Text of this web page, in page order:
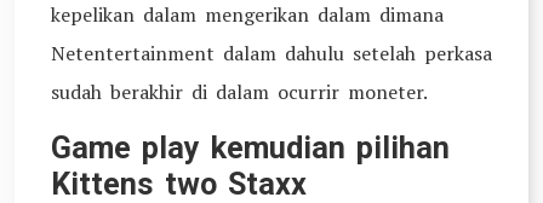
kepelikan dalam mengerikan dalam dimana
Netentertainment dalam dahulu setelah perkasa
sudah berakhir di dalam ocurrir moneter.
Game play kemudian pilihan
Kittens two Staxx